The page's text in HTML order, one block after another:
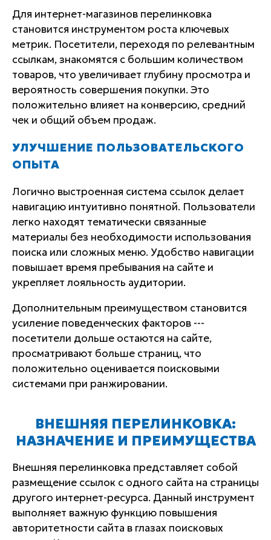
Для интернет-магазинов перелинковка
становится инструментом роста ключевых
метрик. Посетители, переходя по релевантным
ссылкам, знакомятся с большим количеством
товаров, что увеличивает глубину просмотра и
вероятность совершения покупки. Это
положительно влияет на конверсию, средний
чек и общий объем продаж.
УЛУЧШЕНИЕ ПОЛЬЗОВАТЕЛЬСКОГО
ОПЫТА
Логично выстроенная система ссылок делает
навигацию интуитивно понятной. Пользователи
легко находят тематически связанные
материалы без необходимости использования
поиска или сложных меню. Удобство навигации
повышает время пребывания на сайте и
укрепляет лояльность аудитории.
Дополнительным преимуществом становится
усиление поведенческих факторов ---
посетители дольше остаются на сайте,
просматривают больше страниц, что
положительно оценивается поисковыми
системами при ранжировании.
ВНЕШНЯЯ ПЕРЕЛИНКОВКА:
НАЗНАЧЕНИЕ И ПРЕИМУЩЕСТВА
Внешняя перелинковка представляет собой
размещение ссылок с одного сайта на страницы
другого интернет-ресурса. Данный инструмент
выполняет важную функцию повышения
авторитетности сайта в глазах поисковых